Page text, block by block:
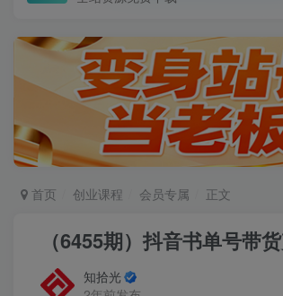
首页 创业课程 会员专属 正文
（6455期）抖音书单号带
知拾光